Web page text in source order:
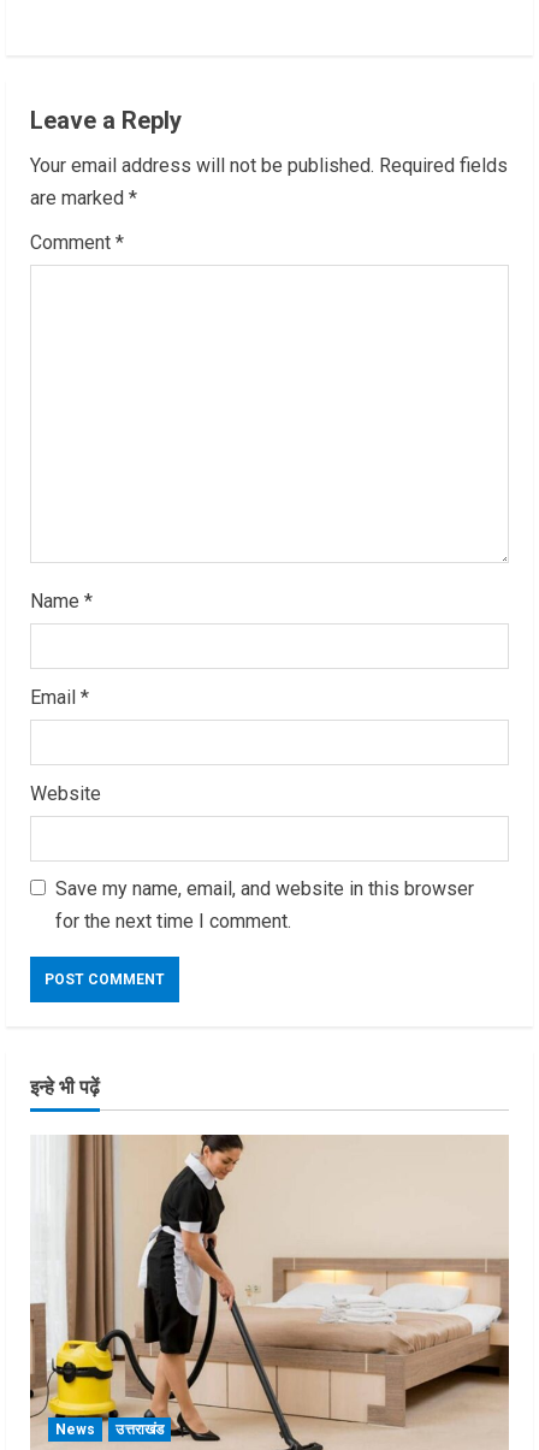
u
e
R
Leave a Reply
Your email address will not be published. Required fields
are marked *
Comment *
Name *
Email *
Website
Save my name, email, and website in this browser
for the next time I comment.
इन्हे भी पढ़ें
News उत्तराखंड